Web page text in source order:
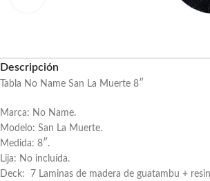
Descripción
Tabla No Name San La Muerte 8″
Marca: No Name.
Modelo: San La Muerte.
Medida: 8″.
Lija: No incluída.
Deck: 7 Laminas de madera de guatambu +